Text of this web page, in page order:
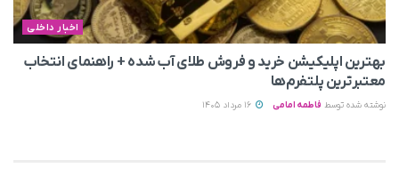
اخبار داخلی
بهترین اپلیکیشن خرید و فروش طلای آب شده + راهنمای انتخاب
معتبرترین پلتفرم‌ها
نوشته شده توسط فاطمه امامی